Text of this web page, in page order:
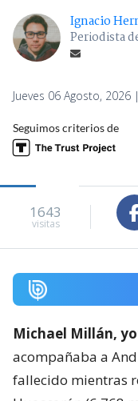
Ignacio
Periodista
Jueves 06 Agosto, 2026
Seguimos criterios de
1643
visitas
Michael Millán,
acompañaba a
fallecido mientras